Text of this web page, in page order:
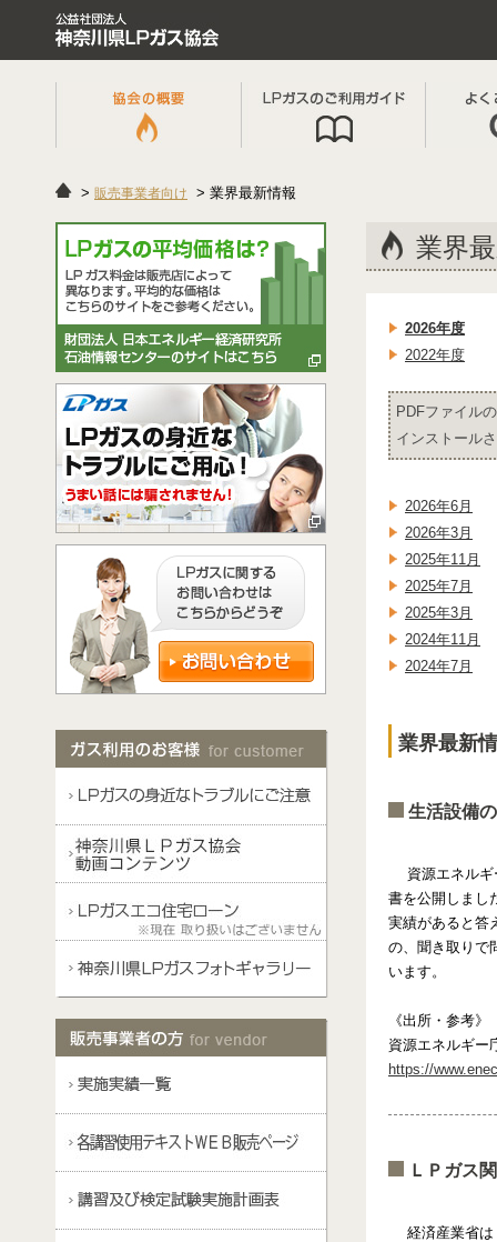
販売事業者向け 業界最新情報
業界
2026年度
2022年度
PDFファイル
インストール
2026年6月
2026年3月
2025年11月
2025年7月
2025年3月
2024年11月
2024年7月
業界最新
生活設備
資源エネルギ
書を公開しまし
実績があると答
の、聞き取りで
います。
《出所・参考》
資源エネルギー
https://
ＬＰガス
経済産業省は